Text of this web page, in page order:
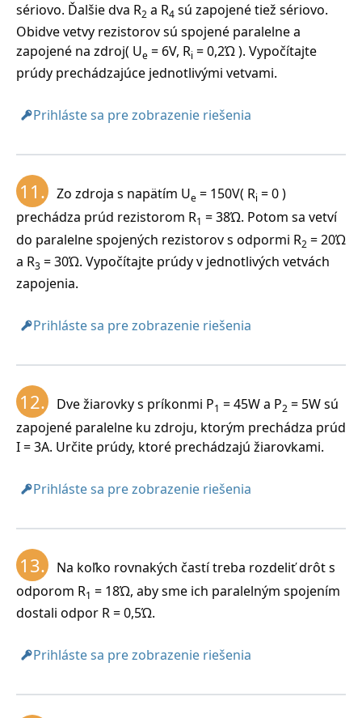
sériovo. Ďalšie dva R2 a R4 sú zapojené tiež sériovo.
Obidve vetvy rezistorov sú spojené paralelne a
zapojené na zdroj( Ue = 6V, Ri = 0,2Ώ ). Vypočítajte
prúdy prechádzajúce jednotlivými vetvami.
Prihláste sa pre zobrazenie riešenia
11. Zo zdroja s napätím Ue = 150V( Ri = 0 )
prechádza prúd rezistorom R1 = 38Ώ. Potom sa vetví
do paralelne spojených rezistorov s odpormi R2 = 20Ώ
a R3 = 30Ώ. Vypočítajte prúdy v jednotlivých vetvách
zapojenia.
Prihláste sa pre zobrazenie riešenia
12. Dve žiarovky s príkonmi P1 = 45W a P2 = 5W sú
zapojené paralelne ku zdroju, ktorým prechádza prúd
I = 3A. Určite prúdy, ktoré prechádzajú žiarovkami.
Prihláste sa pre zobrazenie riešenia
13.
Na koľko rovnakých častí treba rozdeliť drôt s
odporom R1 = 18Ώ, aby sme ich paralelným spojením
dostali odpor R = 0,5Ώ.
Prihláste sa pre zobrazenie riešenia